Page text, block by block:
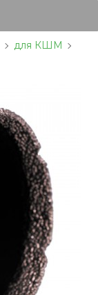
для КШМ